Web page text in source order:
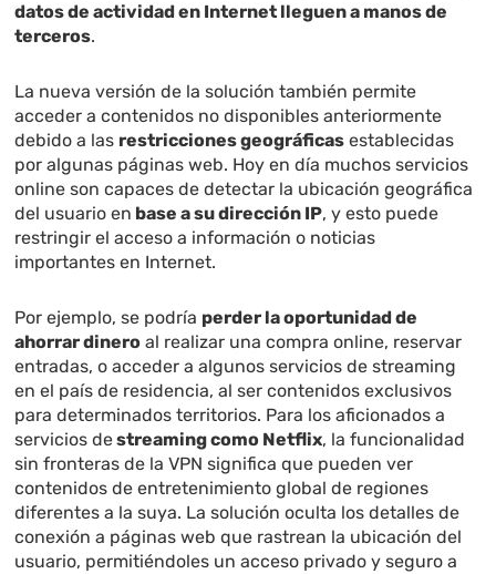
datos de actividad en Internet lleguen a manos de
terceros.
La nueva versión de la solución también permite
acceder a contenidos no disponibles anteriormente
debido a las restricciones geográficas establecidas
por algunas páginas web. Hoy en día muchos servicios
online son capaces de detectar la ubicación geográfica
del usuario en base a su dirección IP, y esto puede
restringir el acceso a información o noticias
importantes en Internet.
Por ejemplo, se podría perder la oportunidad de
ahorrar dinero al realizar una compra online, reservar
entradas, o acceder a algunos servicios de streaming
en el país de residencia, al ser contenidos exclusivos
para determinados territorios. Para los aficionados a
servicios destreaming como Netflix, la funcionalidad
sin fronteras de la VPN significa que pueden ver
contenidos de entretenimiento global de regiones
diferentes a la suya. La solución oculta los detalles de
conexión a páginas web que rastrean la ubicación del
usuario, permitiéndoles un acceso privado y seguro a